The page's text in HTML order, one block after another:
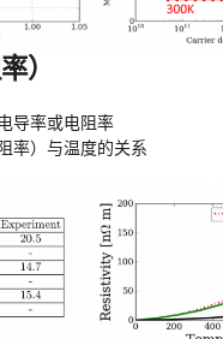
）
导率或电阻率
率）与温度的关系